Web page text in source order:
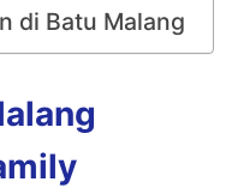
di Batu Malang